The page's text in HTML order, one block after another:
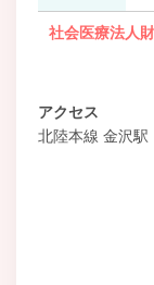
社会医療法人
アクセス
北陸本線 金沢